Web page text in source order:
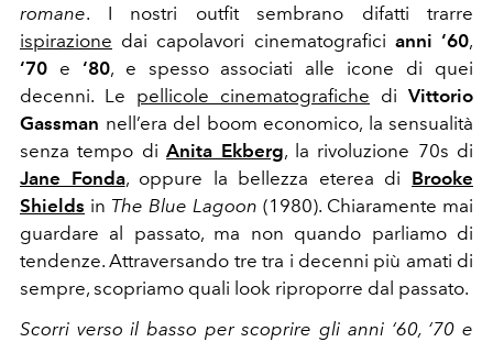
romane. I nostri outfit sembrano difatti trarre
ispirazione dai capolavori cinematografici anni ‘60,
‘70 e ‘80, e spesso associati alle icone di quei
decenni. Le pellicole cinematografiche di Vittorio
Gassman nell’era del boom economico, la sensualità
senza tempo diAnita Ekberg, la rivoluzione 70s di
Jane Fonda, oppure la bellezza eterea di Brooke
Shields in The Blue Lagoon (1980). Chiaramente mai
guardare al passato, ma non quando parliamo di
tendenze. Attraversando tre tra i decenni più amati di
sempre, scopriamo quali look riproporre dal passato.
Scorri verso il basso per scoprire gli anni ‘60, ‘70 e